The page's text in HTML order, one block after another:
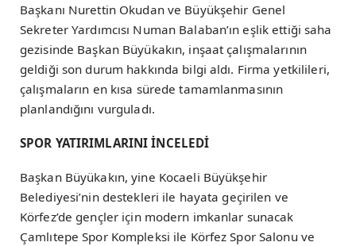
Başkanı Nurettin Okudan ve Büyükşehir Genel
Sekreter Yardımcısı Numan Balaban’ın eşlik ettiği saha
gezisinde Başkan Büyükakın, inşaat çalışmalarının
geldiği son durum hakkında bilgi aldı. Firma yetkilileri,
çalışmaların en kısa sürede tamamlanmasının
planlandığını vurguladı.
SPOR YATIRIMLARINI İNCELEDİ
Başkan Büyükakın, yine Kocaeli Büyükşehir
Belediyesi’nin destekleri ile hayata geçirilen ve
Körfez’de gençler için modern imkanlar sunacak
Çamlıtepe Spor Kompleksi ile Körfez Spor Salonu ve